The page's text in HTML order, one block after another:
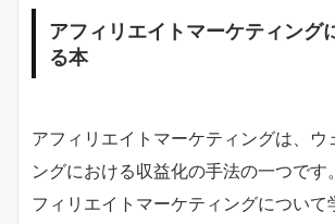
アフィリエイトマーケティング
る本
アフィリエイトマーケティングは、ウ
ングにおける収益化の手法の一つです
フィリエイトマーケティングについて